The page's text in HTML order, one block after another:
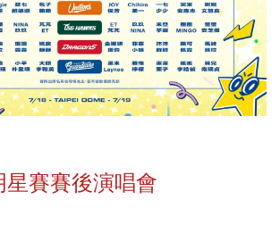
賽賽後演唱會